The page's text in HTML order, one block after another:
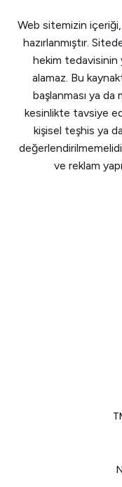
Web sitemizin
hazırlanmıştır.
hekim tedavisinin
alamaz. Bu
başlanması ya
kesinlikte tavsiye
kişisel teşhis ya
ve reklam